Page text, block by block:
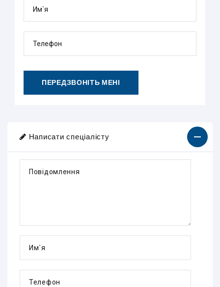
Им`я
Телефон
ПЕРЕДЗВОНІТЬ МЕНІ
Написати спеціалісту
Повідомлення
Им`я
Телефон